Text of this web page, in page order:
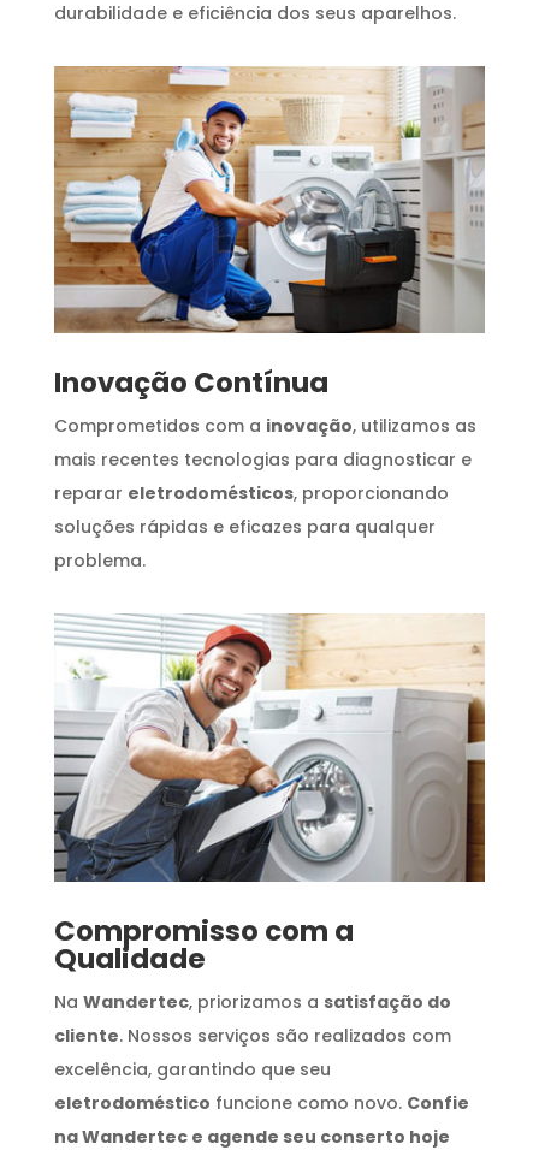
durabilidade e eficiência dos seus aparelhos.
Inovação Contínua
Comprometidos com a inovação, utilizamos as
mais recentes tecnologias para diagnosticar e
reparar eletrodomésticos, proporcionando
soluções rápidas e eficazes para qualquer
problema.
Compromisso com a
Qualidade
Na Wandertec, priorizamos a satisfação do
cliente. Nossos serviços são realizados com
excelência, garantindo que seu
eletrodoméstico funcione como novo. Confie
na Wandertec e agende seu conserto hoje